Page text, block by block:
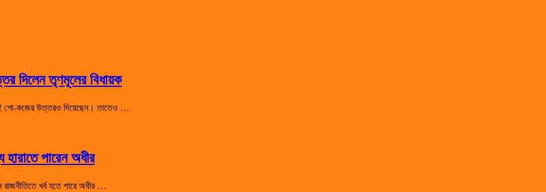
দিলেন তৃণমূলের বিধায়ক
শো-কজের উত্তরও দিয়েছেন। তাতেও …
পারেন অধীর
রাজনীতিতে খর্ব হতে পারে অধীর …